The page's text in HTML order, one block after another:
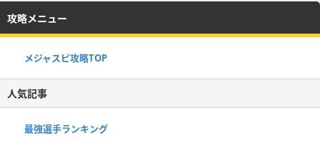
攻略メニュー
メジャスピ攻略TOP
人気記事
最強選手ランキング